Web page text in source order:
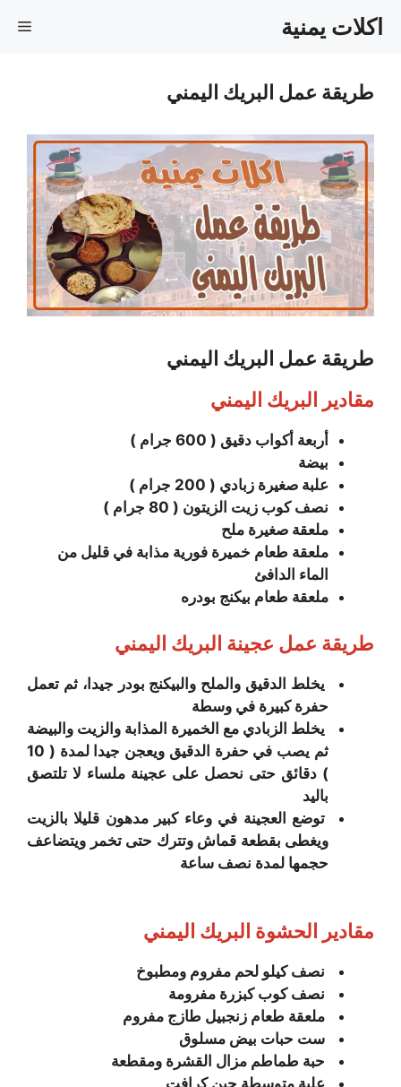
إلىاكلات يمنية
طريقة عمل البريك اليمني
طريقة عمل البريك اليمني
مقادير البريك اليمني
أربعة أكواب دقيق ( 600 جرام )
بيضة
علبة صغيرة زبادي ( 200 جرام )
نصف كوب زيت الزيتون ( 80 جرام )
ملعقة صغيرة ملح
ملعقة طعام خميرة فورية مذابة في قليل من
الماء الدافئ
ملعقة طعام بيكنج بودره
طريقة عمل عجينة البريك اليمني
يخلط الدقيق والملح والبيكنج بودر جيدا، ثم تعمل
حفرة كبيرة في وسطة
يخلط الزبادي مع الخميرة المذابة والزيت والبيضة
ثم يصب في حفرة الدقيق ويعجن جيدا لمدة ( 10
) دقائق حتى نحصل على عجينة ملساء لا تلتصق
باليد
توضع العجينة في وعاء كبير مدهون قليلا بالزيت
ويغطى بقطعة قماش وتترك حتى تخمر ويتضاعف
حجمها لمدة نصف ساعة
مقادير الحشوة البريك اليمني
نصف كيلو لحم مفروم ومطبوخ
نصف كوب كبزرة مفرومة
ملعقة طعام زنجبيل طازج مفروم
ست حبات بيض مسلوق
حبة طماطم مزال القشرة ومقطعة